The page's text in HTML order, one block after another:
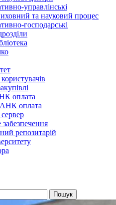
управлінські
та науковий процес
господарські
оплата
оплата
репозитарій
Пошук